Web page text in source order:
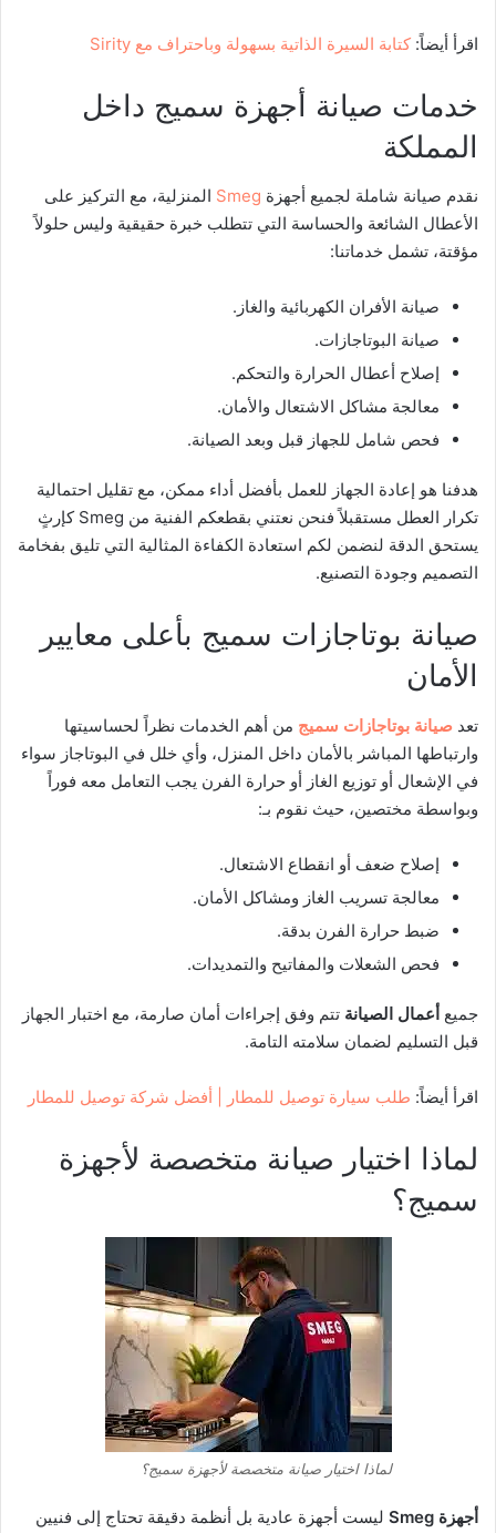
اقرأ أيضاً: كتابة السيرة الذاتية بسهولة وباحتراف مع Sirity
خدمات صيانة أجهزة سميج داخل
المملكة
نقدم صيانة شاملة لجميع أجهزة Smeg المنزلية، مع التركيز على
الأعطال الشائعة والحساسة التي تتطلب خبرة حقيقية وليس حلولاً
مؤقتة، تشمل خدماتنا:
صيانة الأفران الكهربائية والغاز.
صيانة البوتاجازات.
إصلاح أعطال الحرارة والتحكم.
معالجة مشاكل الاشتعال والأمان.
فحص شامل للجهاز قبل وبعد الصيانة.
هدفنا هو إعادة الجهاز للعمل بأفضل أداء ممكن، مع تقليل احتمالية
تكرار العطل مستقبلاً فنحن نعتني بقطعكم الفنية من Smeg كإرثٍ
يستحق الدقة لنضمن لكم استعادة الكفاءة المثالية التي تليق بفخامة
التصميم وجودة التصنيع.
صيانة بوتاجازات سميج بأعلى معايير
الأمان
تعد صيانة بوتاجازات سميج من أهم الخدمات نظراً لحساسيتها
وارتباطها المباشر بالأمان داخل المنزل، وأي خلل في البوتاجاز سواء
في الإشعال أو توزيع الغاز أو حرارة الفرن يجب التعامل معه فوراً
وبواسطة مختصين، حيث نقوم بـ:
إصلاح ضعف أو انقطاع الاشتعال.
معالجة تسريب الغاز ومشاكل الأمان.
ضبط حرارة الفرن بدقة.
فحص الشعلات والمفاتيح والتمديدات.
جميع أعمال الصيانة تتم وفق إجراءات أمان صارمة، مع اختبار الجهاز
قبل التسليم لضمان سلامته التامة.
اقرأ أيضاً: طلب سيارة توصيل للمطار | أفضل شركة توصيل للمطار
لماذا اختيار صيانة متخصصة لأجهزة
سميج؟
لماذا اختيار صيانة متخصصة لأجهزة سميج؟
أجهزة Smeg ليست أجهزة عادية بل أنظمة دقيقة تحتاج إلى فنيين